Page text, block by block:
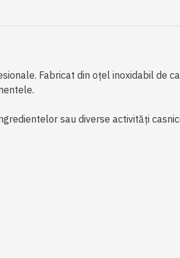
Fabricat din oțel inoxidabil de
sau diverse activități